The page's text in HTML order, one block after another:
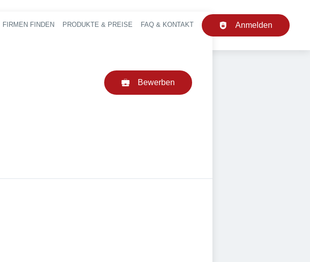
Haupt-Navigation
FIRMEN FINDEN PRODUKTE & PREISE FAQ & KONTAKT Anmelden
Bewerben